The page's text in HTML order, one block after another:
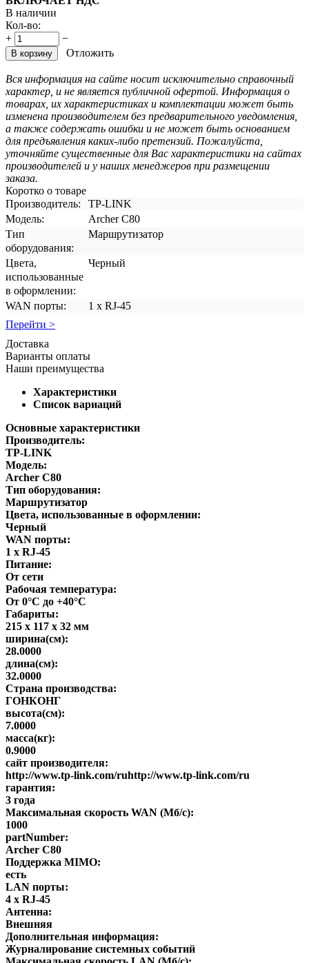
В наличии
Кол-во:
+
−
В корзину Отложить
Вся информация на сайте носит исключительно справочный
характер, и не является публичной офертой. Информация о
товарах, их характеристиках и комплектации может быть
изменена производителем без предварительного уведомления,
а также содержать ошибки и не может быть основанием
для предъявления каких-либо претензий. Пожалуйста,
уточняйте существенные для Вас характеристики на сайтах
производителей и у наших менеджеров при размещении
заказа.
Коротко о товаре
Производитель:
TP-LINK
Модель:
Archer C80
Тип
оборудования:
Маршрутизатор
Цвета,
использованные
в оформлении:
Черный
WAN порты:
1 х RJ-45
Перейти >
Доставка
Варианты оплаты
Наши преимущества
Характеристики
Список вариаций
Основные характеристики
Производитель:
TP-LINK
Модель:
Archer C80
Тип оборудования:
Маршрутизатор
Цвета, использованные в оформлении:
Черный
WAN порты:
1 х RJ-45
Питание:
От сети
Рабочая температура:
От 0°C до +40°C
Габариты:
215 х 117 х 32 мм
ширина(см):
28.0000
длина(см):
32.0000
Страна производства:
ГОНКОНГ
высота(см):
7.0000
масса(кг):
0.9000
сайт производителя:
http://www.tp-link.com/ruhttp://www.tp-link.com/ru
гарантия:
3 года
Максимальная скорость WAN (Мб/с):
1000
partNumber:
Archer C80
Поддержка MIMO:
есть
LAN порты:
4 x RJ-45
Антенна:
Внешняя
Дополнительная информация:
Журналирование системных событий